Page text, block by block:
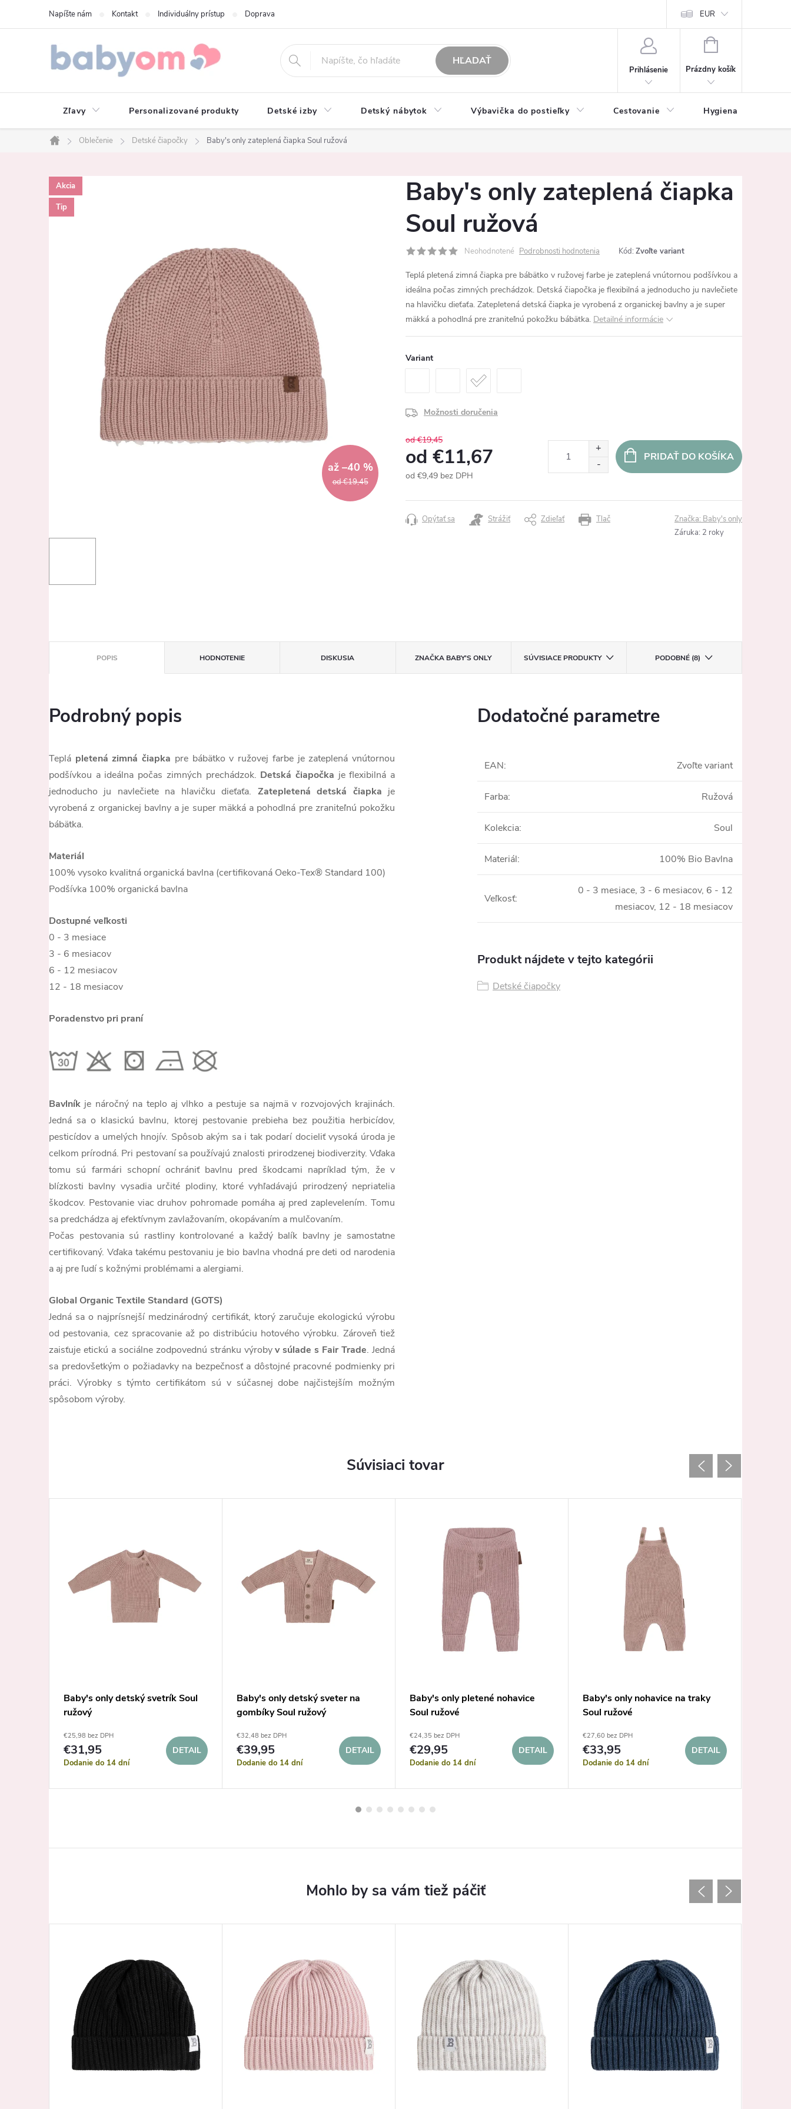
Napíšte nám Kontakt Individuálny prístup Doprava Vrátenie tovaru a reklamácia Ochrana osobných
EUR
HĽADAŤ
Prihlásenie
NÁKUPNÝ
Prázdny košík
Zľavy Personalizované produkty Detské izby Detský nábytok Výbavička do postieľky Cestovanie Hygiena
Domov
Oblečenie Detské čiapočky Baby's only zateplená čiapka Soul ružová
Akcia
Tip
od €19,45
až –40 %
Baby's only zateplená čiapka
Soul ružová
Neohodnotené Podrobnosti hodnotenia Kód: Zvoľte variant
Teplá pletená zimná čiapka pre bábätko v ružovej farbe je zateplená vnútornou podšívkou a
ideálna počas zimných prechádzok. Detská čiapočka je flexibilná a jednoducho ju navlečiete
na hlavičku dieťaťa. Zatepletená detská čiapka je vyrobená z organickej bavlny a je super
mäkká a pohodlná pre zraniteľnú pokožku bábätka. Detailné informácie
Variant
Možnosti doručenia
od €19,45
od €11,67
od €9,49 bez DPH
cena:
PRIDAŤ DO KOŠÍKA
Tlač
Opýtať sa Strážiť Zdieľať Značka: Baby's only
Záruka: 2 roky
POPIS HODNOTENIE DISKUSIA ZNAČKA BABY'S ONLY SÚVISIACE PRODUKTY PODOBNÉ (8)
Podrobný popis
Teplá pletená zimná čiapka pre bábätko v ružovej farbe je zateplená vnútornou
podšívkou a ideálna počas zimných prechádzok. Detská čiapočka je flexibilná a
jednoducho ju navlečiete na hlavičku dieťaťa. Zatepletená detská čiapka je
vyrobená z organickej bavlny a je super mäkká a pohodlná pre zraniteľnú pokožku
bábätka.
Materiál
100% vysoko kvalitná organická bavlna (certifikovaná Oeko-Tex® Standard 100)
Podšívka 100% organická bavlna
Dostupné veľkosti
0 - 3 mesiace
3 - 6 mesiacov
6 - 12 mesiacov
12 - 18 mesiacov
Poradenstvo pri praní
Bavlník je náročný na teplo aj vlhko a pestuje sa najmä v rozvojových krajinách.
Jedná sa o klasickú bavlnu, ktorej pestovanie prebieha bez použitia herbicídov,
pesticídov a umelých hnojív. Spôsob akým sa i tak podarí docieliť vysoká úroda je
celkom prírodná. Pri pestovaní sa používajú znalosti prirodzenej biodiverzity. Vďaka
tomu sú farmári schopní ochrániť bavlnu pred škodcami napríklad tým, že v
blízkosti bavlny vysadia určité plodiny, ktoré vyhľadávajú prirodzený nepriatelia
škodcov. Pestovanie viac druhov pohromade pomáha aj pred zaplevelením. Tomu
sa predchádza aj efektívnym zavlažovaním, okopávaním a mulčovaním.
Počas pestovania sú rastliny kontrolované a každý balík bavlny je samostatne
certifikovaný. Vďaka takému pestovaniu je bio bavlna vhodná pre deti od narodenia
a aj pre ľudí s kožnými problémami a alergiami.
Global Organic Textile Standard (GOTS)
Jedná sa o najprísnejší medzinárodný certifikát, ktorý zaručuje ekologickú výrobu
od pestovania, cez spracovanie až po distribúciu hotového výrobku. Zároveň tiež
zaisťuje etickú a sociálne zodpovednú stránku výrobyv súlade s Fair Trade. Jedná
sa predovšetkým o požiadavky na bezpečnosť a dôstojné pracovné podmienky pri
práci. Výrobky s týmto certifikátom sú v súčasnej dobe najčistejším možným
spôsobom výroby.
Dodatočné parametre
EAN: Zvoľte variant
Farba: Ružová
Kolekcia: Soul
Materiál: 100% Bio Bavlna
Veľkosť:
0 - 3 mesiace, 3 - 6 mesiacov, 6 - 12
mesiacov, 12 - 18 mesiacov
Produkt nájdete v tejto kategórii
Detské čiapočky
Súvisiaci tovar
Baby's only detský svetrík Soul
ružový
€25,98 bez DPH
€31,95
Dodanie do 14 dní
DETAIL
Baby's only detský sveter na
gombíky Soul ružový
€32,48 bez DPH
€39,95
Dodanie do 14 dní
DETAIL
Baby's only pletené nohavice
Soul ružové
€24,35 bez DPH
€29,95
Dodanie do 14 dní
DETAIL
Baby's only nohavice na traky
Soul ružové
€27,60 bez DPH
€33,95
Dodanie do 14 dní
DETAIL